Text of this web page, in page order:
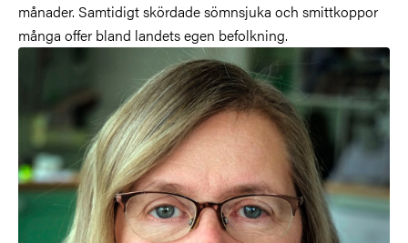
månader. Samtidigt skördade sömnsjuka och smittkoppor
många offer bland landets egen befolkning.